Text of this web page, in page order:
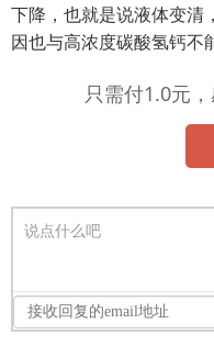
下降，也就是说液体变清
因也与高浓度碳酸氢钙不
只需付1.0元
说点什么吧